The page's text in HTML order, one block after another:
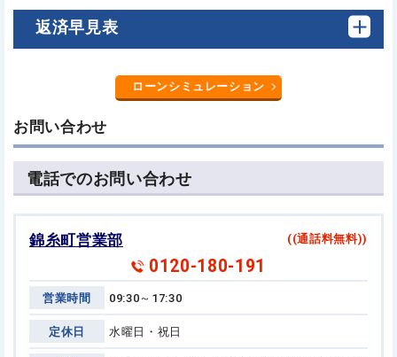
返済早見表
ローンシミュレーション
お問い合わせ
電話でのお問い合わせ
錦糸町営業部 ((通話料無料))
0120-180-191
営業時間 09:30～17:30
定休日 水曜日・祝日